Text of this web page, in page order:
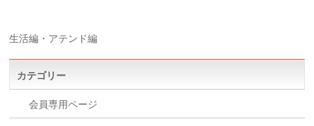
生活編・アテンド編
カテゴリー
会員専用ページ